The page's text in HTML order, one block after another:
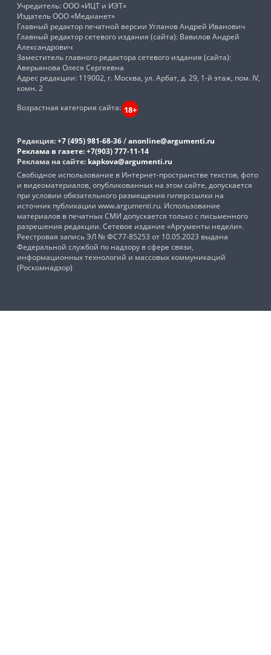
Учредитель: ООО «ИЦТ и ИЭТ»
Издатель ООО «Медианет»
Главный редактор печатной версии Угланов Андрей Иванович
Главный редактор сетевого издания (сайта): Вавилов Андрей
Александрович
Заместитель главного редактора сетевого издания (сайта):
Аверьянова Олеся Сергеевна
Адрес редакции: 119002, г. Москва, ул. Арбат, д. 29, 1-й этаж, пом. IV,
комн. 2
Возрастная категория сайта: 18+
Редакция:+7 (495) 981-68-36/anonline@argumenti.ru
Реклама в газете:+7(903) 777-11-14
Реклама на сайте: kapkova@argumenti.ru
Свободное использование в Интернет-пространстве текстов, фото
и видеоматериалов, опубликованных на этом сайте, допускается
при условии обязательного размещения гиперссылки на
источник публикации www.argumenti.ru. Использование
материалов в печатных СМИ допускается только с письменного
разрешения редакции. Сетевое издание «Аргументы недели».
Реестровая запись ЭЛ № ФС77-85253 от 10.05.2023 выдана
Федеральной службой по надзору в сфере связи,
информационных технологий и массовых коммуникаций
(Роскомнадзор)